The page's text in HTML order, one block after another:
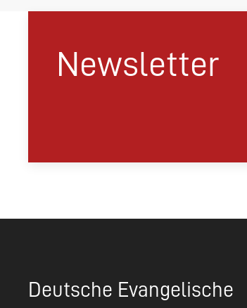
Newsletter
Deutsche Evangelische